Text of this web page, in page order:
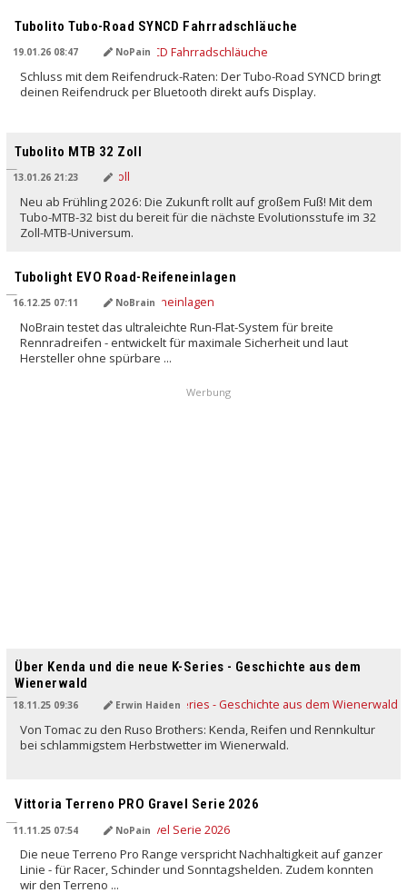
Tubolito Tubo-Road SYNCD Fahrradschläuche
19.01.26 08:47 NoPain
Schluss mit dem Reifendruck-Raten: Der Tubo-Road SYNCD bringt
deinen Reifendruck per Bluetooth direkt aufs Display.
Tubolito MTB 32 Zoll
13.01.26 21:23
Neu ab Frühling 2026: Die Zukunft rollt auf großem Fuß! Mit dem
Tubo-MTB-32 bist du bereit für die nächste Evolutionsstufe im 32
Zoll-MTB-Universum.
Tubolight EVO Road-Reifeneinlagen
16.12.25 07:11 NoBrain
NoBrain testet das ultraleichte Run-Flat-System für breite
Rennradreifen - entwickelt für maximale Sicherheit und laut
Hersteller ohne spürbare ...
Werbung
Über Kenda und die neue K-Series - Geschichte aus dem
Wienerwald
18.11.25 09:36 Erwin Haiden
Von Tomac zu den Ruso Brothers: Kenda, Reifen und Rennkultur
bei schlammigstem Herbstwetter im Wienerwald.
Vittoria Terreno PRO Gravel Serie 2026
11.11.25 07:54 NoPain
Die neue Terreno Pro Range verspricht Nachhaltigkeit auf ganzer
Linie - für Racer, Schinder und Sonntagshelden. Zudem konnten
wir den Terreno ...